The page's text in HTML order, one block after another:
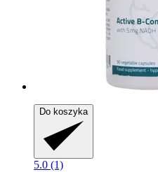
Do koszyka
5.0 (1)